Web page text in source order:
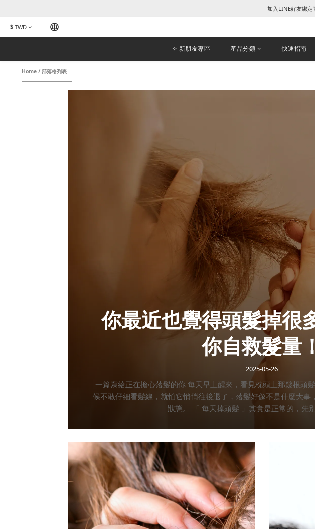
꒰ 新朋友加入
꒰ 新朋友加入
$ TWD
✧ 新朋友專區 產品分類 快速指南
Home / 部落格列表
你最近也覺得頭髮掉很
你自救髮量！
2025-05-26
一篇寫給正在擔心落髮的你 每天早上醒來，看見枕頭上那幾根頭
候不敢仔細看髮線，就怕它悄悄往後退了，落髮好像不是什麼大
狀態。 「 每天掉頭髮 」其實是正常的，先
頭髮有自己的生命週期，分成生長期、退化期和休止期，所以每
圍：約 50～100 根／天
✔ 如果你是長髮、頭髮細軟，看起來「掉很多
✔ 如果最近剛換季、壓力大、作息亂，也會讓落髮稍微增